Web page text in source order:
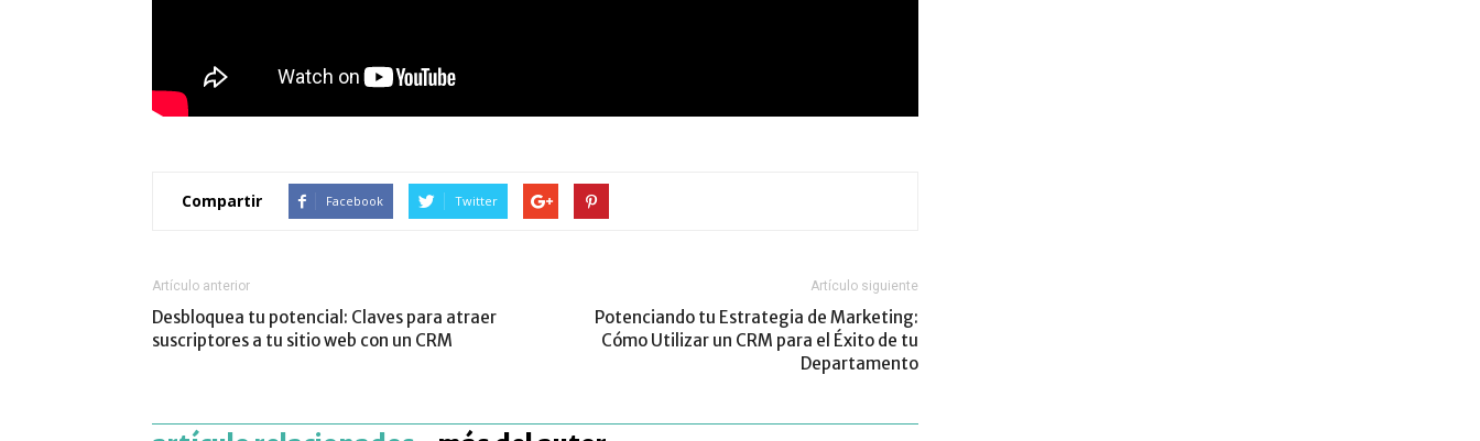
Compartir Facebook Twitter
Artículo anterior
Desbloquea tu potencial: Claves para atraer
suscriptores a tu sitio web con un CRM
Artículo siguiente
Potenciando tu Estrategia de Marketing:
Cómo Utilizar un CRM para el Éxito de tu
Departamento